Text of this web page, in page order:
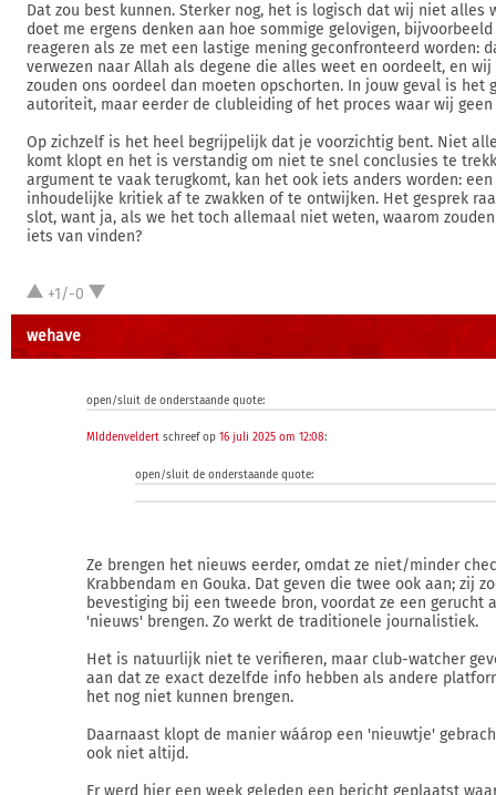
Dat zou best kunnen. Sterker nog, het is logisch dat wij niet alles
doet me ergens denken aan hoe sommige gelovigen,
reageren als ze met een lastige mening geconfronteerd worden:
verwezen naar Allah als degene die alles weet en oordeelt, en
zouden ons oordeel dan moeten opschorten. In jouw geval is het
autoriteit, maar eerder de clubleiding of het proces waar wij geen
Op zichzelf is het heel begrijpelijk dat je voorzichtig bent. Niet
komt klopt en het is verstandig om niet te snel conclusies te
argument te vaak terugkomt, kan het ook iets anders worden:
inhoudelijke kritiek af te zwakken of te ontwijken. Het gesprek
slot, want ja, als we het toch allemaal niet weten, waarom
iets van vinden?
+1/-0
wehave
open/sluit de onderstaande quote:
MIddenveldert schreef op16 juli 2025 om 12:08:
open/sluit de onderstaande quote:
Ze brengen het nieuws eerder, omdat ze niet/minder
Krabbendam en Gouka. Dat geven die twee ook aan; zij
bevestiging bij een tweede bron, voordat ze een gerucht
'nieuws' brengen. Zo werkt de traditionele journalistiek.
Het is natuurlijk niet te verifieren, maar club-watcher
aan dat ze exact dezelfde info hebben als andere
het nog niet kunnen brengen.
Daarnaast klopt de manier wáárop een 'nieuwtje'
ook niet altijd.
Er werd hier een week geleden een bericht geplaatst